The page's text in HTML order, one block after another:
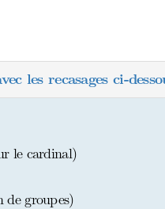
les recasages ci-
le cardinal)
de groupes)